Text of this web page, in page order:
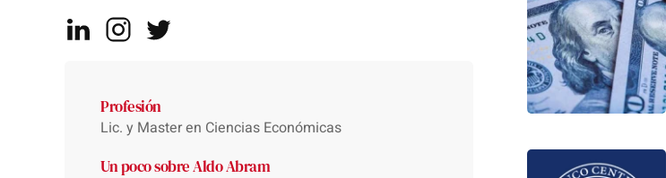
Profesión
Lic. y Master en Ciencias Económicas
Un poco sobre Aldo Abram